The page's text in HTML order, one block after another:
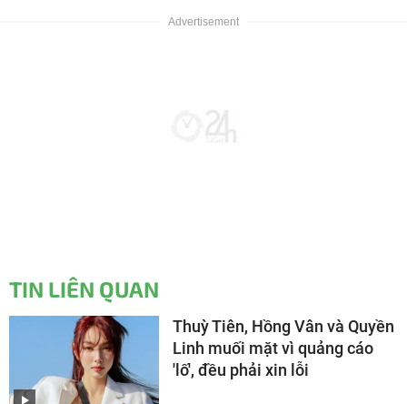
TIN LIÊN QUAN
Thuỳ Tiên, Hồng Vân và Quyền
Linh muối mặt vì quảng cáo
'lố', đều phải xin lỗi